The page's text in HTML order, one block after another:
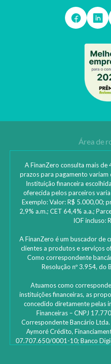
A FinanZero consulta mais de
prazos para pagamento
Instituição financeira
oferecida pelos parceiros
Exemplo: Valor: R$ 5.000,00;
2,9% a.m.; CET 64,4% a.a.;
IOF incluso:
A FinanZero é um buscador de
clientes a produtos e serviços
Como correspondente
Resolução nº 3.954, do
Atuamos como
instituições financeiras, as
concedido diretamente pelas
Financeiras – CNPJ
Correspondente Bancário
Aymoré Crédito,
07.707.650/0001-10; Banco